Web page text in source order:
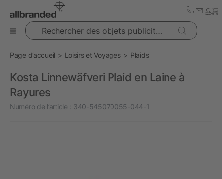
Rechercher des objets publicitaires
Page d’accueil Loisirs et Voyages Plaids
Kosta Linnewäfveri Plaid en Laine à
Rayures
Numéro de l’article : 340-545070055-044-1